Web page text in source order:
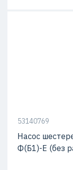
53140769
Насос
Ф(Б1)-Е (без